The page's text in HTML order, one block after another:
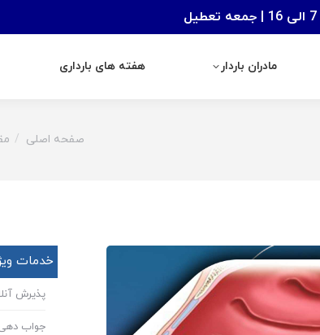
مادران باردار هفته های بارداری
You are here:
صفحه اصلی
خدمات
پذیرش
جواب دهی
مادران باردار